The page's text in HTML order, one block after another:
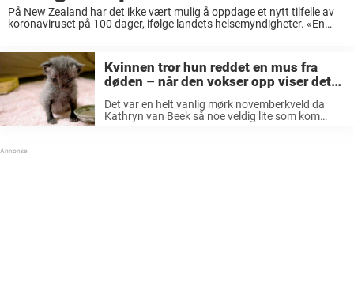
På New Zealand har det ikke vært mulig å oppdage et nytt tilfelle av
koronaviruset på 100 dager, ifølge landets helsemyndigheter. «En
Kvinnen tror hun reddet en mus fra
døden – når den vokser opp viser det
Det var en helt vanlig mørk novemberkveld da
Kathryn van Beek så noe veldig lite som kom